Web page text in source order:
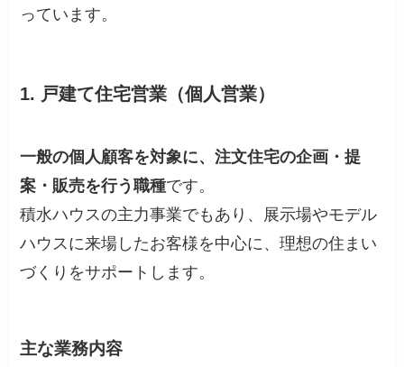
っています。
1. 戸建て住宅営業（個人営業）
一般の個人顧客を対象に、注文住宅の企画・提
案・販売を行う職種です。
積水ハウスの主力事業でもあり、展示場やモデル
ハウスに来場したお客様を中心に、理想の住まい
づくりをサポートします。
主な業務内容